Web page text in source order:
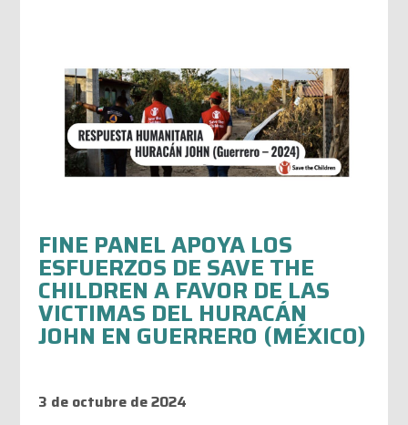
FINE PANEL APOYA LOS
ESFUERZOS DE SAVE THE
CHILDREN A FAVOR DE LAS
VICTIMAS DEL HURACÁN
JOHN EN GUERRERO (MÉXICO)
3 de octubre de 2024